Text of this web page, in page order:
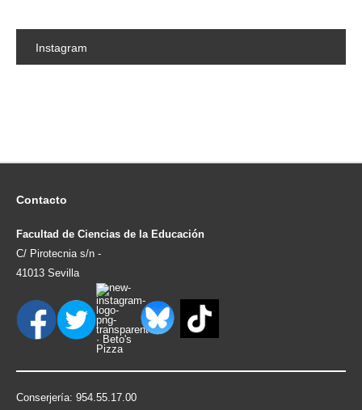
Instagram
Contacto
Facultad de Ciencias de la Educación
C/ Pirotecnia s/n -
41013 Sevilla
Conserjería: 954.55.17.00